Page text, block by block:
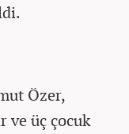
Özer,
ve üç çocuk